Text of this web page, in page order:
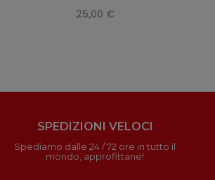
25,00 €
SPEDIZIONI VELOCI
Spediamo dalle 24 / 72 ore in tutto il
mondo, approfittane!